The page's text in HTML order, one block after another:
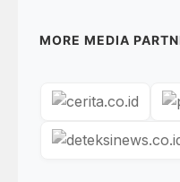
MORE MEDIA